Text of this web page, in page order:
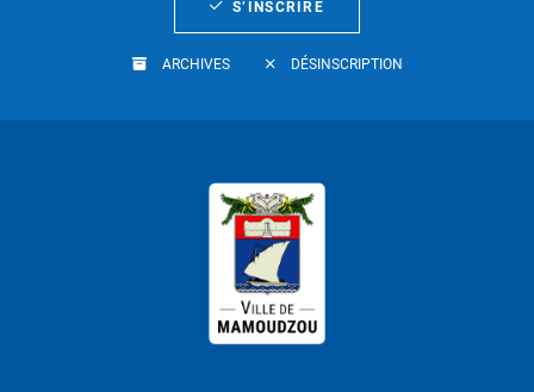
S’INSCRIRE
ARCHIVES DÉSINSCRIPTION